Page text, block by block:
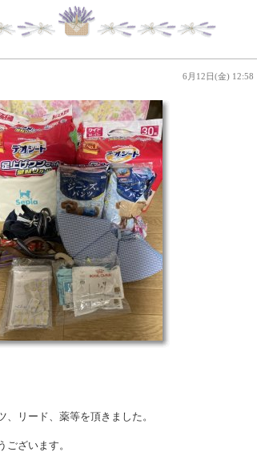
6月12日(金) 12:58
リード、薬等を頂きました。
ございます。